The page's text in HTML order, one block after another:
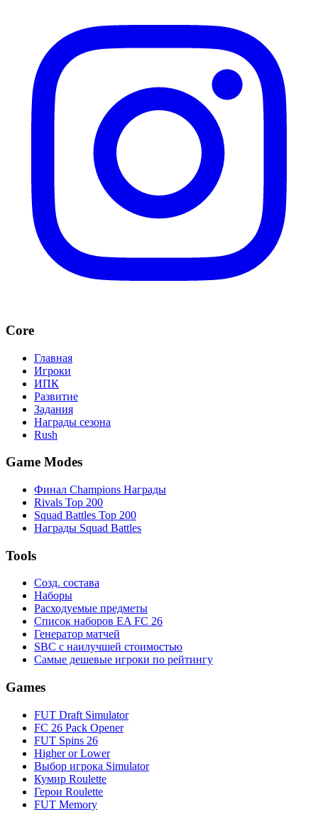
Core
Главная
Игроки
ИПК
Развитие
Задания
Награды сезона
Rush
Game Modes
Финал Champions Награды
Rivals Top 200
Squad Battles Top 200
Награды Squad Battles
Tools
Созд. состава
Наборы
Расходуемые предметы
Список наборов EA FC 26
Генератор матчей
SBC с наилучшей стоимостью
Самые дешевые игроки по рейтингу
Games
FUT Draft Simulator
FC 26 Pack Opener
FUT Spins 26
Higher or Lower
Выбор игрока Simulator
Кумир Roulette
Герои Roulette
FUT Memory